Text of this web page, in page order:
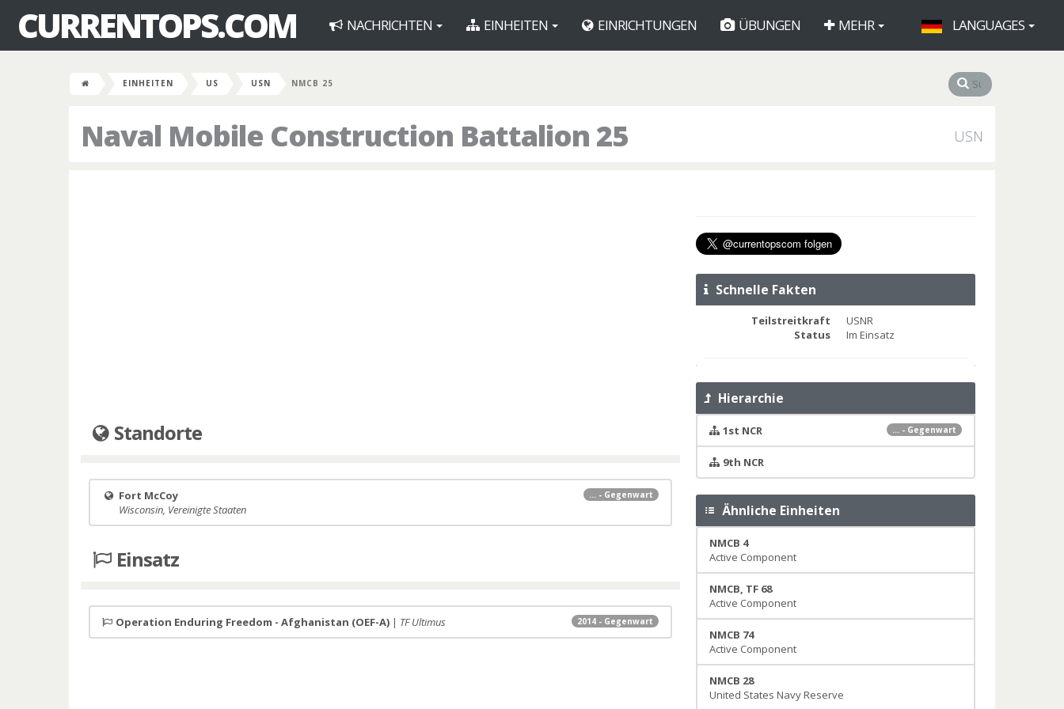
CURRENTOPS.COM NACHRICHTEN EINHEITEN EINRICHTUNGEN ÜBUNGEN MEHR LANGUAGES
EINHEITEN US USN NMCB 25
Naval Mobile Construction Battalion 25 USN
Standorte
... - Gegenwart
Fort McCoy
Wisconsin, Vereinigte Staaten
Einsatz
2014 - Gegenwart
Operation Enduring Freedom - Afghanistan (OEF-A) | TF Ultimus
Schnelle Fakten
Teilstreitkraft
USNR
Status
Im Einsatz
Hierarchie
... - Gegenwart
1st NCR
9th NCR
Ähnliche Einheiten
NMCB 4
Active Component
NMCB, TF 68
Active Component
NMCB 74
Active Component
NMCB 28
United States Navy Reserve